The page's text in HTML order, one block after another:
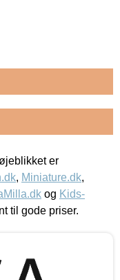
er
, Miniature.dk,
og Kids-
til gode priser.